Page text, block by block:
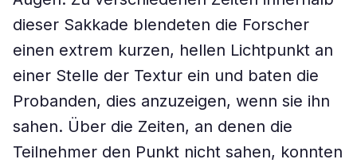
dieser Sakkade blendeten die Forscher
einen extrem kurzen, hellen Lichtpunkt an
einer Stelle der Textur ein und baten die
Probanden, dies anzuzeigen, wenn sie ihn
sahen. Über die Zeiten, an denen die
Teilnehmer den Punkt nicht sahen, konnten